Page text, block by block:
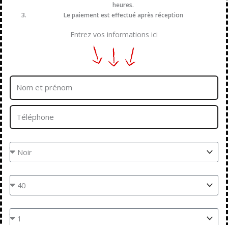
heures.
Le paiement est effectué après réception
Entrez vos informations ici
Nom
prénom
Téléphone
Couleur
Taille
Quantités